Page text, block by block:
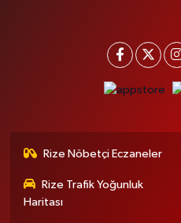
Rize Nöbetçi Eczaneler
Rize Trafik Yoğunluk
Haritası